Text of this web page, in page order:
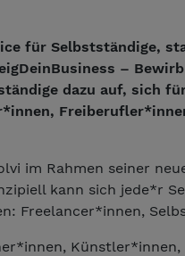
für Selbstständige,
–
dazu auf, sich
im Rahmen seiner
kann sich jede*r
Freelancer*innen,